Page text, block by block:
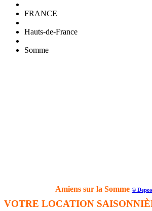
FRANCE
Hauts-de-France
Somme
Amiens sur la Somme ©
VOTRE LOCATION